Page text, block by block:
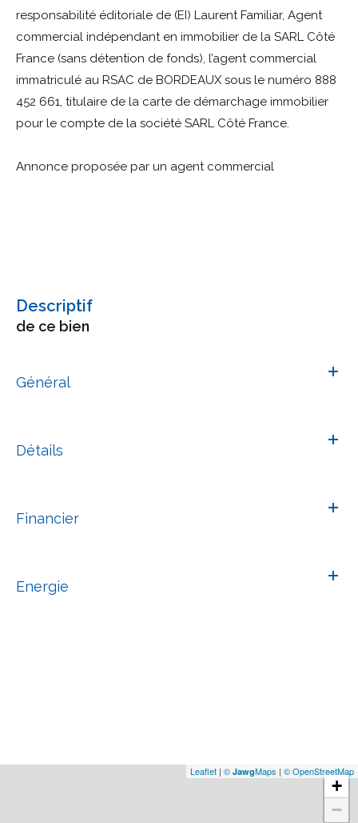
responsabilité éditoriale de (EI) Laurent Familiar, Agent
commercial indépendant en immobilier de la SARL Côté
France (sans détention de fonds), l’agent commercial
immatriculé au RSAC de BORDEAUX sous le numéro 888
452 661, titulaire de la carte de démarchage immobilier
pour le compte de la société SARL Côté France.
Annonce proposée par un agent commercial
descriptif
de ce bien
Général
Détails
Financier
Energie
+
−
Leaflet | © JawgMaps | © OpenStreetMap